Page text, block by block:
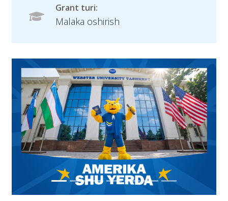
Grant turi:
Malaka oshirish